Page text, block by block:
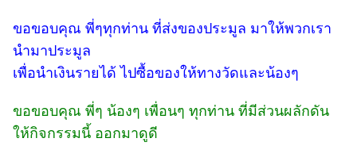
ขอขอบคุณ พี่ๆทุกท่าน ที่ส่งของประมูล มาให้พวกเรา
นำมาประมูล
เพื่อนำเงินรายได้ไปซื้อของให้ทางวัดและน้องๆ
ขอขอบคุณ พี่ๆ น้องๆ เพื่อนๆ ทุกท่าน ที่มีส่วนผลักดัน
ให้กิจกรรมนี้ ออกมาดูดี